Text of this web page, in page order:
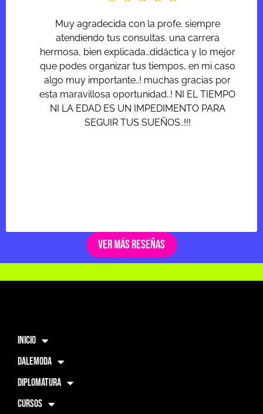
Muy agradecida con la profe. siempre
atendiendo tus consultas. una carrera
hermosa, bien explicada…didáctica y lo mejor
que podes organizar tus tiempos, en mi caso
algo muy importante..! muchas gracias por
esta maravillosa oportunidad..! NI EL TIEMPO
NI LA EDAD ES UN IMPEDIMENTO PARA
SEGUIR TUS SUEÑOS..!!!
Ver más reseñas
INICIO
DALEMODA
DIPLOMATURA
CURSOS